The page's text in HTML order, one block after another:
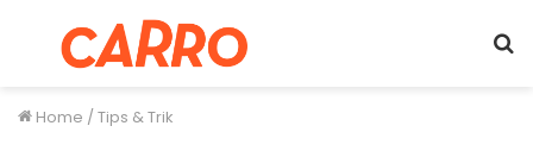
Menu
Home /Tips & Trik